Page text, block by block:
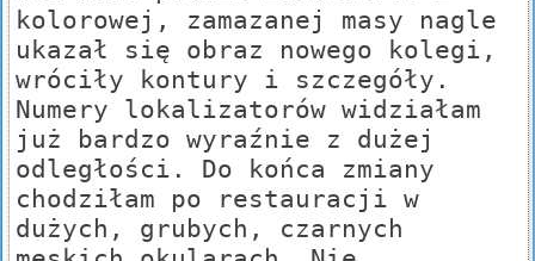
kolorowej, zamazanej masy nagle
ukazał się obraz nowego kolegi,
wróciły kontury i szczegóły.
Numery lokalizatorów widziałam
już bardzo wyraźnie z dużej
odległości. Do końca zmiany
chodziłam po restauracji w
dużych, grubych, czarnych